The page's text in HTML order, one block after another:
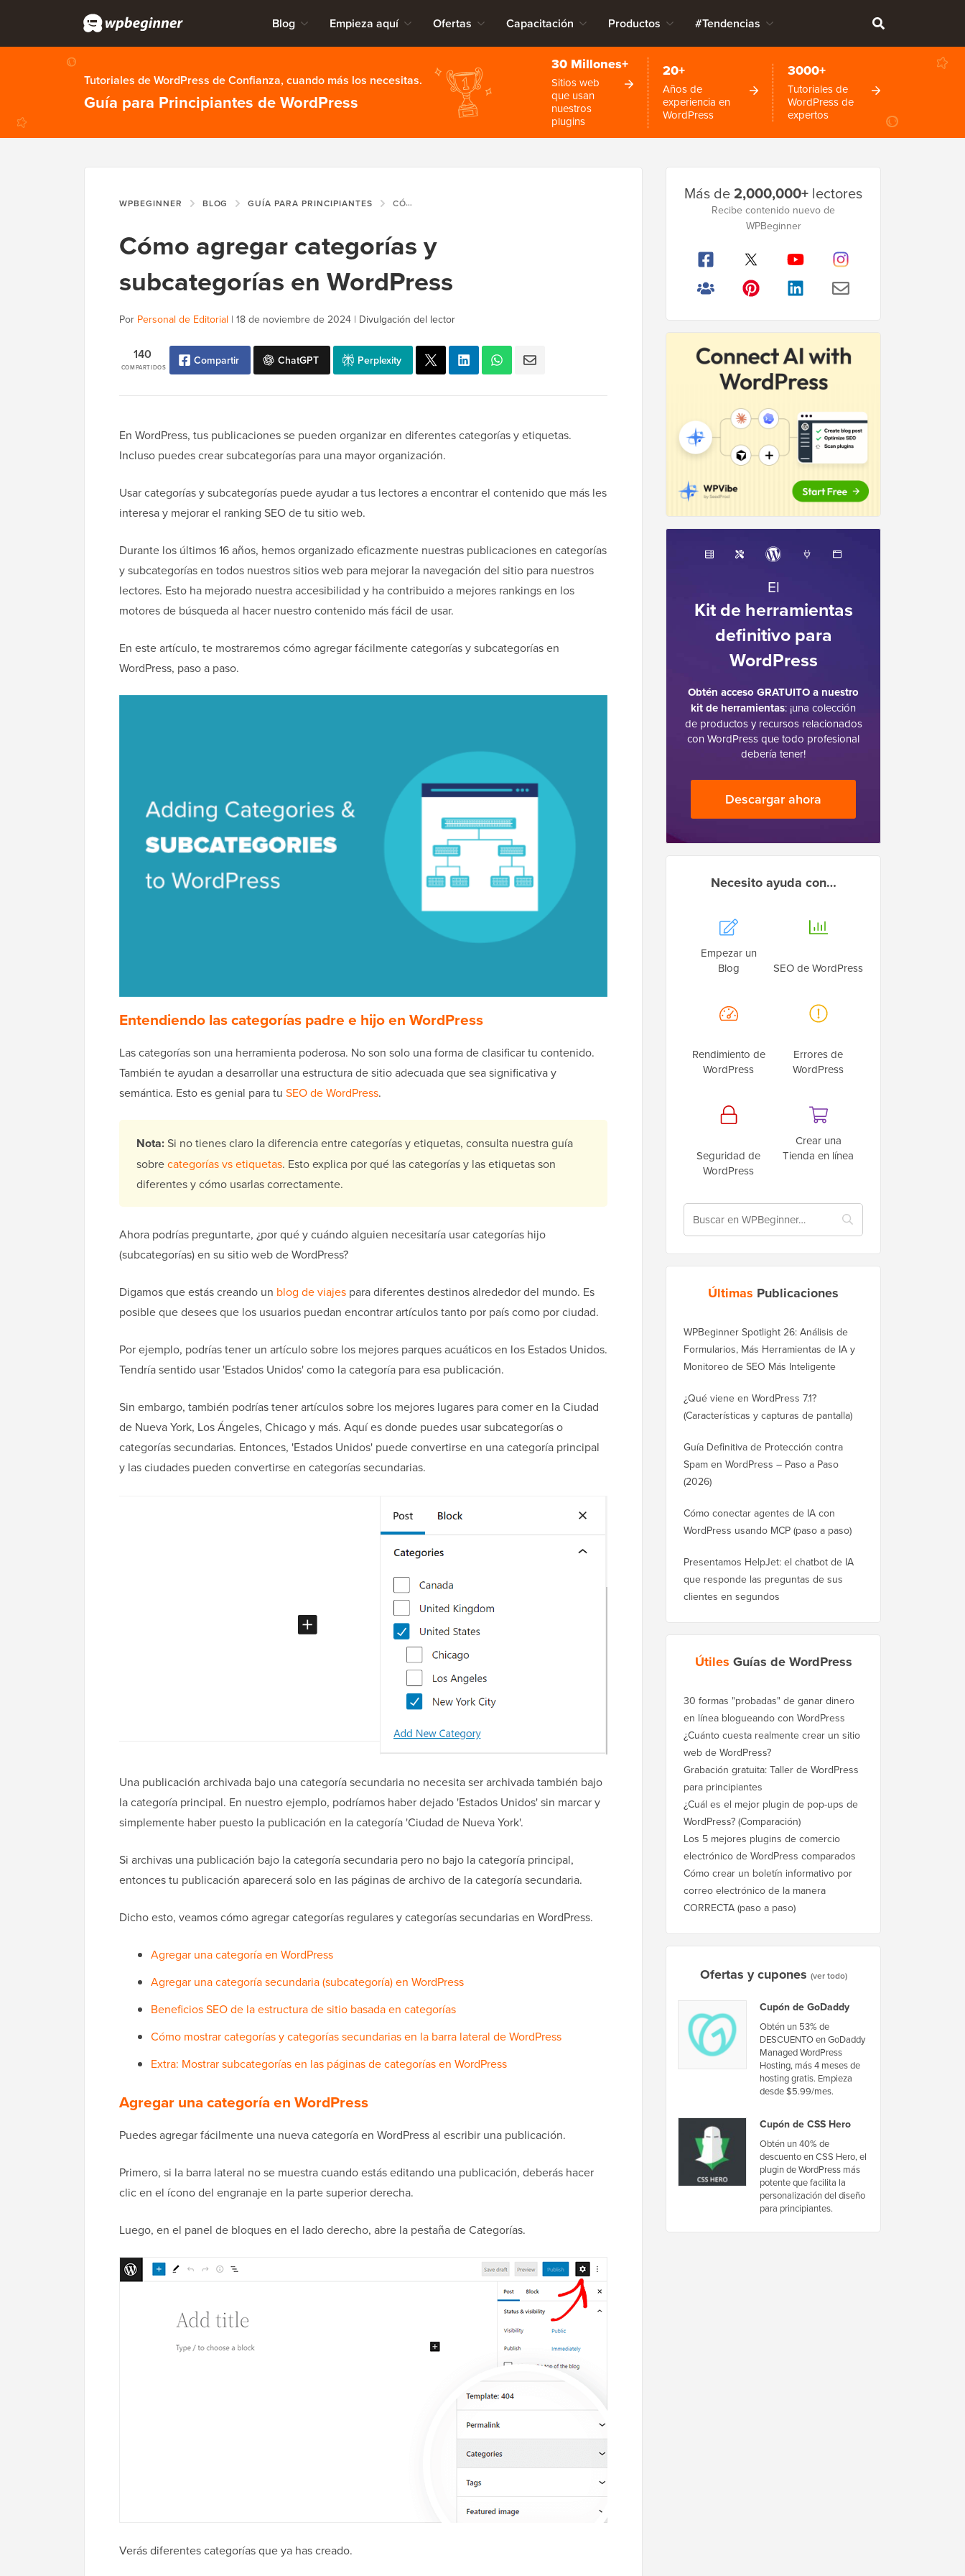
Blog Empieza aquí Ofertas Capacitación Productos #Tendencias
Tutoriales de WordPress de Confianza, cuando más los necesitas.
Guía para Principiantes de WordPress
30 Millones+
Sitios web
que usan
nuestros
plugins
20+
Años de
experiencia en
WordPress
3000+
Tutoriales de
WordPress de
expertos
WPBEGINNER BLOG GUÍA PARA PRINCIPIANTES CÓMO AGREGAR CATEGORÍAS Y SUBCATEGORÍAS EN WORDPRESS
Cómo agregar categorías y
subcategorías en WordPress
Por Personal de Editorial | 18 de noviembre de 2024 | Divulgación del lector
COMPARTIDOS
140 Compartir ChatGPT Perplexity
En WordPress, tus publicaciones se pueden organizar en diferentes categorías y etiquetas.
Incluso puedes crear subcategorías para una mayor organización.
Usar categorías y subcategorías puede ayudar a tus lectores a encontrar el contenido que más les
interesa y mejorar el ranking SEO de tu sitio web.
Durante los últimos 16 años, hemos organizado eficazmente nuestras publicaciones en categorías
y subcategorías en todos nuestros sitios web para mejorar la navegación del sitio para nuestros
lectores. Esto ha mejorado nuestra accesibilidad y ha contribuido a mejores rankings en los
motores de búsqueda al hacer nuestro contenido más fácil de usar.
En este artículo, te mostraremos cómo agregar fácilmente categorías y subcategorías en
WordPress, paso a paso.
Entendiendo las categorías padre e hijo en WordPress
Las categorías son una herramienta poderosa. No son solo una forma de clasificar tu contenido.
También te ayudan a desarrollar una estructura de sitio adecuada que sea significativa y
semántica. Esto es genial para tu SEO de WordPress.
Nota:Si no tienes claro la diferencia entre categorías y etiquetas, consulta nuestra guía
sobrecategorías vs etiquetas. Esto explica por qué las categorías y las etiquetas son
diferentes y cómo usarlas correctamente.
Ahora podrías preguntarte, ¿por qué y cuándo alguien necesitaría usar categorías hijo
(subcategorías) en su sitio web de WordPress?
Digamos que estás creando un blog de viajes para diferentes destinos alrededor del mundo. Es
posible que desees que los usuarios puedan encontrar artículos tanto por país como por ciudad.
Por ejemplo, podrías tener un artículo sobre los mejores parques acuáticos en los Estados Unidos.
Tendría sentido usar 'Estados Unidos' como la categoría para esa publicación.
Sin embargo, también podrías tener artículos sobre los mejores lugares para comer en la Ciudad
de Nueva York, Los Ángeles, Chicago y más. Aquí es donde puedes usar subcategorías o
categorías secundarias. Entonces, 'Estados Unidos' puede convertirse en una categoría principal
y las ciudades pueden convertirse en categorías secundarias.
Una publicación archivada bajo una categoría secundaria no necesita ser archivada también bajo
la categoría principal. En nuestro ejemplo, podríamos haber dejado 'Estados Unidos' sin marcar y
simplemente haber puesto la publicación en la categoría 'Ciudad de Nueva York'.
Si archivas una publicación bajo la categoría secundaria pero no bajo la categoría principal,
entonces tu publicación aparecerá solo en las páginas de archivo de la categoría secundaria.
Dicho esto, veamos cómo agregar categorías regulares y categorías secundarias en WordPress.
Agregar una categoría en WordPress
Agregar una categoría secundaria (subcategoría) en WordPress
Beneficios SEO de la estructura de sitio basada en categorías
Cómo mostrar categorías y categorías secundarias en la barra lateral de WordPress
Extra: Mostrar subcategorías en las páginas de categorías en WordPress
Agregar una categoría en WordPress
Puedes agregar fácilmente una nueva categoría en WordPress al escribir una publicación.
Primero, si la barra lateral no se muestra cuando estás editando una publicación, deberás hacer
clic en el ícono del engranaje en la parte superior derecha.
Luego, en el panel de bloques en el lado derecho, abre la pestaña de Categorías.
Verás diferentes categorías que ya has creado.
lateral
Más de2,000,000+ lectores
Recibe contenido nuevo de
WPBeginner
El
Kit de herramientas
definitivo para
WordPress
Obtén acceso GRATUITO a nuestro
kit de herramientas: ¡una colección
de productos y recursos relacionados
con WordPress que todo profesional
debería tener!
Descargar ahora
Necesito ayuda con…
Empezar un
Blog
SEO de WordPress
Rendimiento de
WordPress
Errores de
WordPress
Seguridad de
WordPress
Crear una
Tienda en línea
Últimas Publicaciones
WPBeginner Spotlight 26: Análisis de
Formularios, Más Herramientas de IA y
Monitoreo de SEO Más Inteligente
¿Qué viene en WordPress 7.1?
(Características y capturas de pantalla)
Guía Definitiva de Protección contra
Spam en WordPress – Paso a Paso
(2026)
Cómo conectar agentes de IA con
WordPress usando MCP (paso a paso)
Presentamos HelpJet: el chatbot de IA
que responde las preguntas de sus
clientes en segundos
Útiles Guías de WordPress
30 formas "probadas" de ganar dinero
en línea blogueando con WordPress
¿Cuánto cuesta realmente crear un sitio
web de WordPress?
Grabación gratuita: Taller de WordPress
para principiantes
¿Cuál es el mejor plugin de pop-ups de
WordPress? (Comparación)
Los 5 mejores plugins de comercio
electrónico de WordPress comparados
Cómo crear un boletín informativo por
correo electrónico de la manera
CORRECTA (paso a paso)
Ofertas y cupones (ver todo)
Cupón de GoDaddy
Obtén un 53% de
DESCUENTO en GoDaddy
Managed WordPress
Hosting, más 4 meses de
hosting gratis. Empieza
desde $5.99/mes.
Cupón de CSS Hero
Obtén un 40% de
descuento en CSS Hero, el
plugin de WordPress más
potente que facilita la
personalización del diseño
para principiantes.